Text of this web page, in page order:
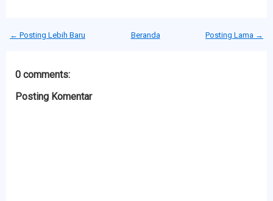
← Posting Lebih Baru Posting Lama →
Beranda
0 comments:
Posting Komentar